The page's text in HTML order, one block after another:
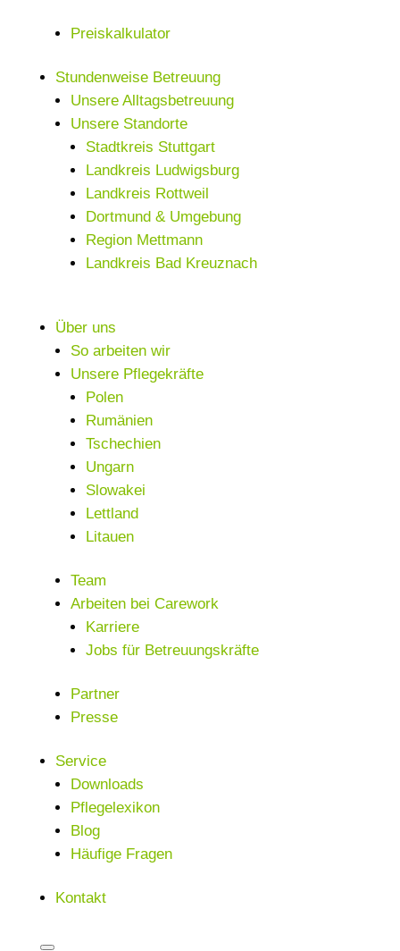
Preiskalkulator
Stundenweise Betreuung
Unsere Alltagsbetreuung
Unsere Standorte
Stadtkreis Stuttgart
Landkreis Ludwigsburg
Landkreis Rottweil
Dortmund & Umgebung
Region Mettmann
Landkreis Bad Kreuznach
Über uns
So arbeiten wir
Unsere Pflegekräfte
Polen
Rumänien
Tschechien
Ungarn
Slowakei
Lettland
Litauen
Team
Arbeiten bei Carework
Karriere
Jobs für Betreuungskräfte
Partner
Presse
Service
Downloads
Pflegelexikon
Blog
Häufige Fragen
Kontakt